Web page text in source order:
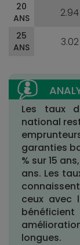
20
ANS
2.94
25
ANS
3.02
Les taux
national
garanties
% sur 15
ans. Les
ceux avec
longues.